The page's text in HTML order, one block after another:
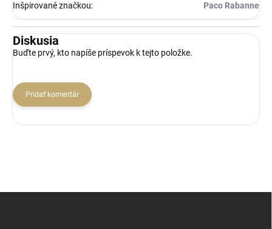
Inšpirované značkou: Paco Rabanne
Diskusia
Buďte prvý, kto napíše príspevok k tejto položke.
Pridať komentár